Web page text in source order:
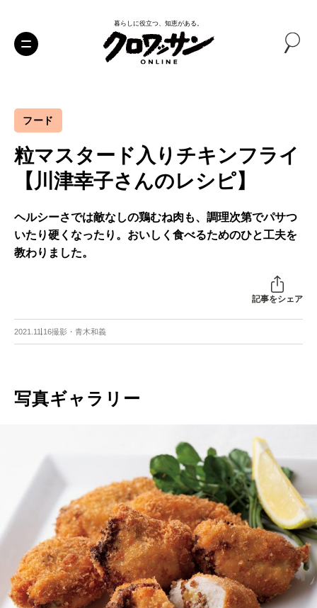
暮らしに役立つ、知恵がある。
フード
粒マスタード入りチキンフライ
【川津幸子さんのレシピ】
ヘルシーさでは敵なしの鶏むね肉も、調理次第でパサつ
いたり硬くなったり。おいしく食べるためのひと工夫を
教わりました。
記事をシェア
2021.11.16撮影・青木和義
写真ギャラリー